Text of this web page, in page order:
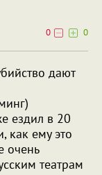
0
0
дают
ездил в 20
как ему это
очень
театрам